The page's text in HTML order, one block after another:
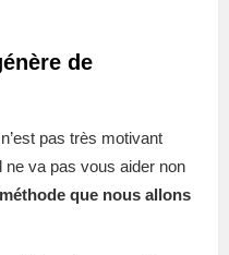
de
pas très motivant
ne va pas vous aider non
que nous allons